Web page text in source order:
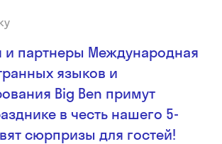
и партнеры Международная
языков и
Big Ben примут
в честь нашего 5-
сюрпризы для гостей!